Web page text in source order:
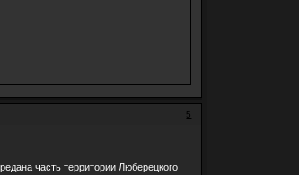
5
часть территории Люберецкого